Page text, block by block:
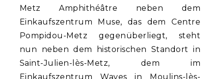
Metz Amphithéâtre neben dem
Einkaufszentrum Muse, das dem Centre
Pompidou-Metz gegenüberliegt, steht
nun neben dem historischen Standort in
Saint-Julien-lès-Metz, dem im
Einkaufszentrum Waves in Moulins-lès-